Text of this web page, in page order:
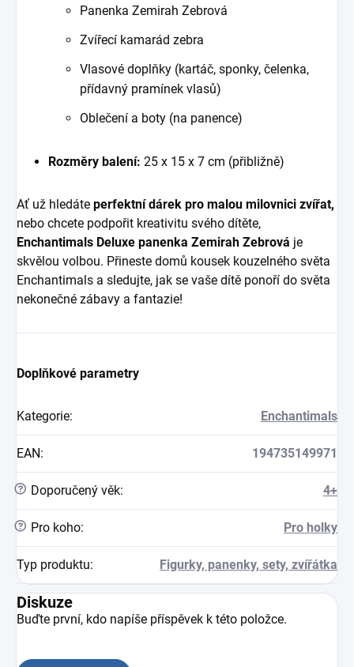
Panenka Zemirah Zebrová
Zvířecí kamarád zebra
Vlasové doplňky (kartáč, sponky, čelenka,
přídavný pramínek vlasů)
Oblečení a boty (na panence)
Rozměry balení: 25 x 15 x 7 cm (přibližně)
Ať už hledáte perfektní dárek pro malou milovnici zvířat,
nebo chcete podpořit kreativitu svého dítěte,
Enchantimals Deluxe panenka Zemirah Zebrová je
skvělou volbou. Přineste domů kousek kouzelného světa
Enchantimals a sledujte, jak se vaše dítě ponoří do světa
nekonečné zábavy a fantazie!
Doplňkové parametry
Kategorie: Enchantimals
EAN: 194735149971
? Doporučený věk: 4+
? Pro koho: Pro holky
Typ produktu: Figurky, panenky, sety, zvířátka
Diskuze
Buďte první, kdo napíše příspěvek k této položce.